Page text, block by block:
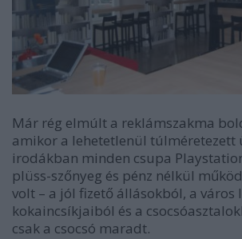
Már rég elmúlt a reklámszakma
amikor a lehetetlenül túlméretezett
irodákban minden csupa
plüss-szőnyeg és pénz nélkül
volt – a jól fizető állásokból, a város
kokaincsíkjaiból és a
csak a csocsó maradt.